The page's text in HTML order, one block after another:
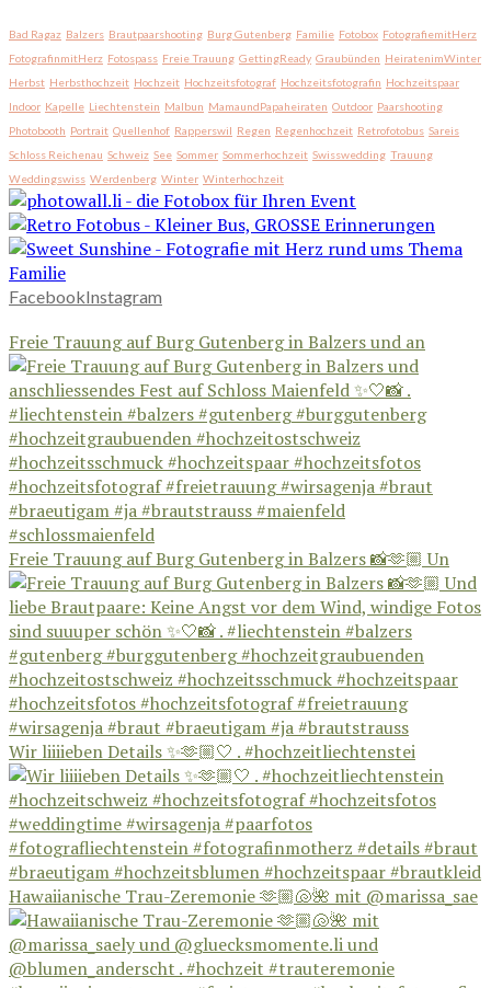
Bad Ragaz Balzers Brautpaarshooting Burg Gutenberg Familie Fotobox FotografiemitHerz
FotografinmitHerz Fotospass Freie Trauung GettingReady Graubünden HeiratenimWinter
Herbst Herbsthochzeit Hochzeit Hochzeitsfotograf Hochzeitsfotografin Hochzeitspaar
Indoor Kapelle Liechtenstein Malbun MamaundPapaheiraten Outdoor Paarshooting
Photobooth Portrait Quellenhof Rapperswil Regen Regenhochzeit Retrofotobus Sareis
Schloss Reichenau Schweiz See Sommer Sommerhochzeit Swisswedding Trauung
Weddingswiss Werdenberg Winter Winterhochzeit
FacebookInstagram
Freie Trauung auf Burg Gutenberg in Balzers und an
Freie Trauung auf Burg Gutenberg in Balzers 📸🫶🏼 Un
Wir liiiieben Details ✨🫶🏼🤍 . #hochzeitliechtenstei
Hawaiianische Trau-Zeremonie 🫶🏼🐚🌺 mit @marissa_sae